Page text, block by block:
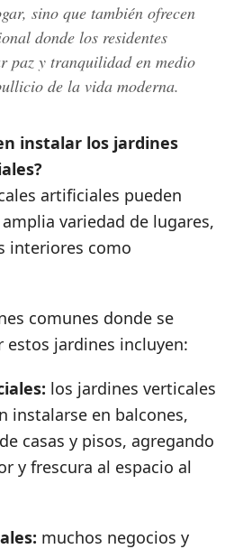
sino que también ofrecen
donde los residentes
paz y tranquilidad en medio
de la vida moderna.
instalar los jardines
artificiales pueden
variedad de lugares,
interiores como
comunes donde se
estos jardines incluyen:
los jardines verticales
instalarse en balcones,
casas y pisos, agregando
y frescura al espacio al
muchos negocios y